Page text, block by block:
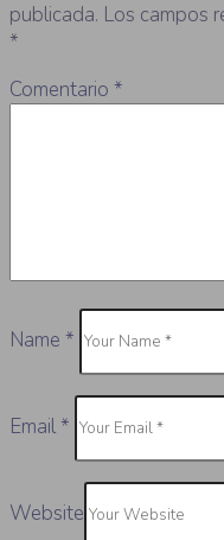
publicada. Los campos
*
Comentario *
Name *
Email*
Website